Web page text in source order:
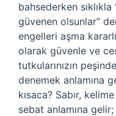
bahsederken
güvenen olsunlar”
engelleri aşma
olarak güvenle ve
tutkularınızın
denemek anlamına
kısaca? Sabır,
sebat anlamına